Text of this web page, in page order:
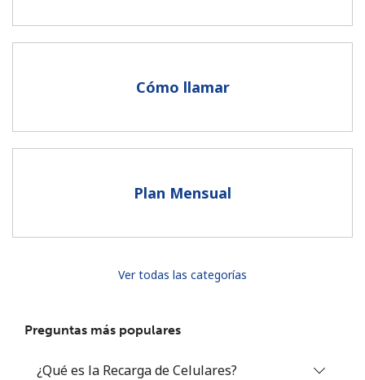
Al abrir una cuenta en este sitio web, estoy de acuerdo con
Cómo llamar
Plan Mensual
Ver todas las categorías
Preguntas más populares
¿Qué es la Recarga de Celulares?